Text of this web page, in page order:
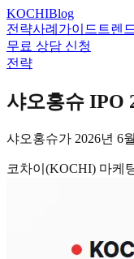
KOCHIBlog
전략사례 가이드 트렌드
무료 상담 신청
전략
샤오홍슈 IPO
샤오홍슈가 2026년 6
코차이(KOCHI) 마케